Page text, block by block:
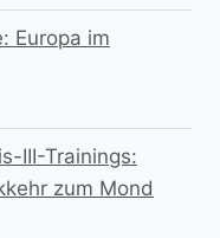
Europa im
III-Trainings:
zum Mond